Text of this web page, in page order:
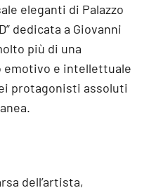
eleganti di Palazzo
dedicata a Giovanni
più di una
e intellettuale
protagonisti assoluti
dell’artista,